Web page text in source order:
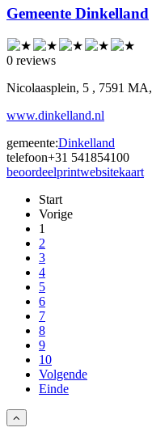
Gemeente Dinkelland
0 reviews
Nicolaasplein, 5 , 7591 MA,
www.dinkelland.nl
gemeente:Dinkelland
telefoon+31 541854100
beoordeelprintwebsitekaart
Start
Vorige
1
2
3
4
5
6
7
8
9
10
Volgende
Einde